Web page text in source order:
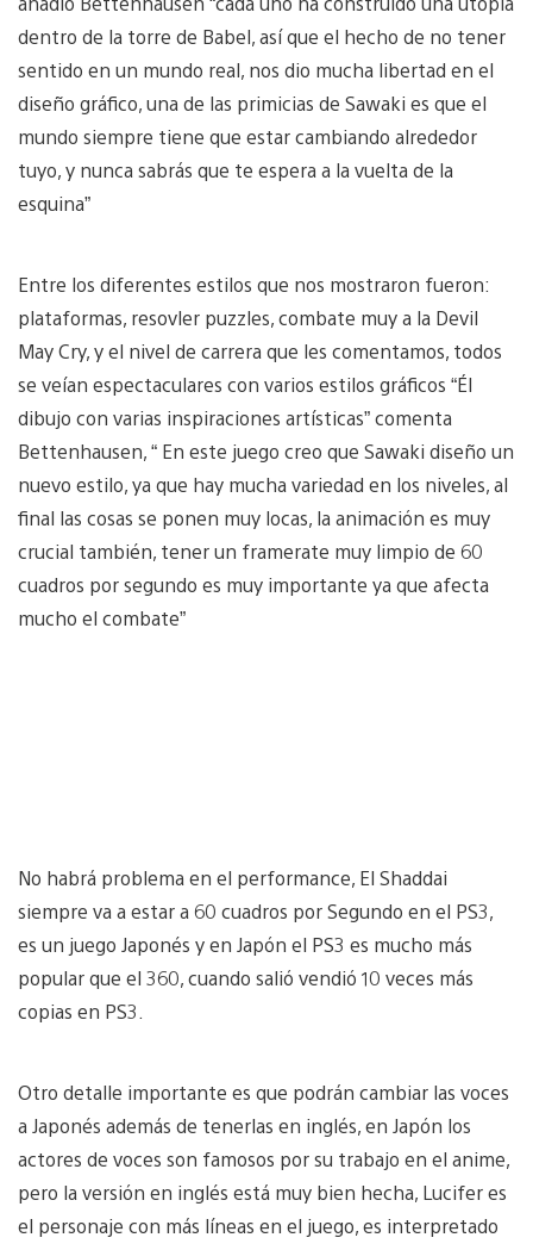
dentro de la torre de Babel, así que el hecho de no tener
sentido en un mundo real, nos dio mucha libertad en el
diseño gráfico, una de las primicias de Sawaki es que el
mundo siempre tiene que estar cambiando alrededor
tuyo, y nunca sabrás que te espera a la vuelta de la
esquina”
Entre los diferentes estilos que nos mostraron fueron:
plataformas, resovler puzzles, combate muy a la Devil
May Cry, y el nivel de carrera que les comentamos, todos
se veían espectaculares con varios estilos gráficos “Él
dibujo con varias inspiraciones artísticas” comenta
Bettenhausen, “ En este juego creo que Sawaki diseño un
nuevo estilo, ya que hay mucha variedad en los niveles, al
final las cosas se ponen muy locas, la animación es muy
crucial también, tener un framerate muy limpio de 60
cuadros por segundo es muy importante ya que afecta
mucho el combate”
No habrá problema en el performance, El Shaddai
siempre va a estar a 60 cuadros por Segundo en el PS3,
es un juego Japonés y en Japón el PS3 es mucho más
popular que el 360, cuando salió vendió 10 veces más
copias en PS3.
Otro detalle importante es que podrán cambiar las voces
a Japonés además de tenerlas en inglés, en Japón los
actores de voces son famosos por su trabajo en el anime,
pero la versión en inglés está muy bien hecha, Lucifer es
el personaje con más líneas en el juego, es interpretado